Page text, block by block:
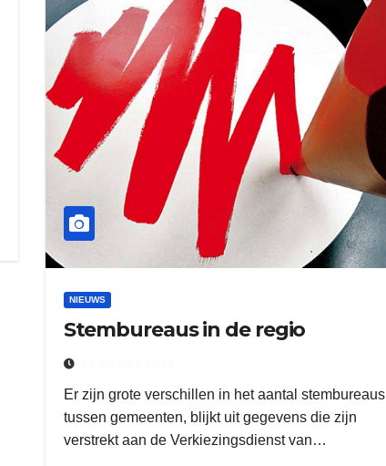
NIEUWS
Stembureaus in de regio
Er zijn grote verschillen in het aantal stembureaus
tussen gemeenten, blijkt uit gegevens die zijn
verstrekt aan de Verkiezingsdienst van…